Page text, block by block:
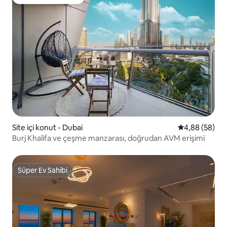
Site içi konut - Dubai 5 üzerinden
4,88 (58)
Burj Khalifa ve çeşme manzarası, doğrudan AVM erişimi
Süper Ev Sahibi
Süper Ev Sahibi